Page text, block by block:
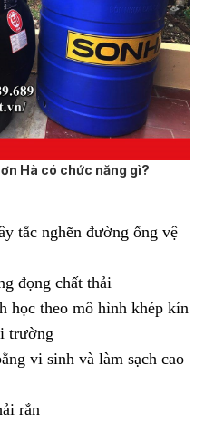
Hà có chức năng gì?
tắc nghẽn đường ống vệ
đọng chất thải
học theo mô hình khép kín
trường
vi sinh và làm sạch cao
rắn